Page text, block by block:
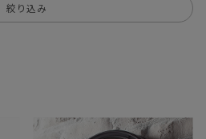
絞り込み